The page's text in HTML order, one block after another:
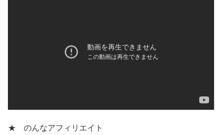
★ のんなアフィリエイト